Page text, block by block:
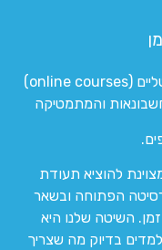
המרכז המוביל והמקצועי לקורסים דיגיטליים (online courses)
והמתמטיקה
להוציא תעודת
הפתוחה ובשאר
השיטה שלנו היא
בדיוק מה שצריך